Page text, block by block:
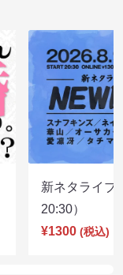
新ネタライ
20:30）
¥1300 (税込)